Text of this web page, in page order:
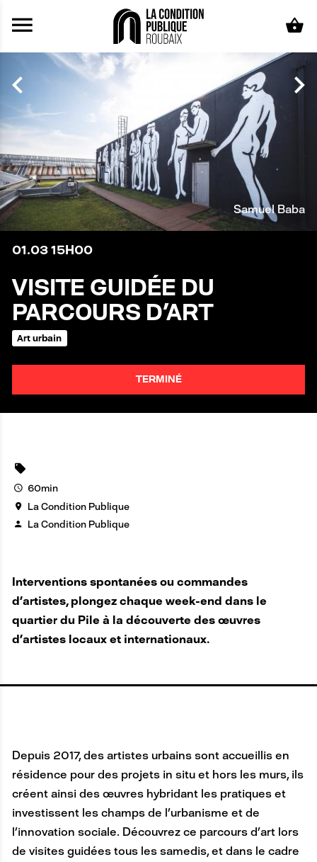
Aller au contenu principal
Samuel Baba
01.0315H00
VISITE GUIDÉE DU
PARCOURS D'ART
Art urbain
TERMINÉ
60min
La Condition Publique
La Condition Publique
Interventions spontanées ou commandes
d’artistes, plongez chaque week-end dans le
quartier du Pile à la découverte des œuvres
d’artistes locaux et internationaux.
Depuis 2017, des artistes urbains sont accueillis en
résidence pour des projets in situ et hors les murs, ils
créent ainsi des œuvres hybridant les pratiques et
investissent les champs de l’urbanisme et de
l’innovation sociale. Découvrez ce parcours d’art lors
de visites guidées tous les samedis, et dans le cadre